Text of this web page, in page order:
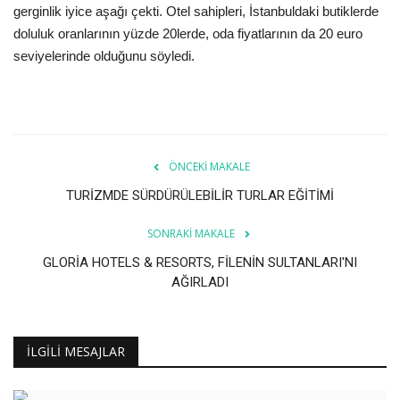
Gezi - Yorum
Sizlerden Gelenler
Köşe Yazarları
gerginlik iyice aşağı çekti. Otel sahipleri, İstanbuldaki butiklerde
doluluk oranlarının yüzde 20lerde, oda fiyatlarının da 20 euro
seviyelerinde olduğunu söyledi.
ÖNCEKI MAKALE
TURİZMDE SÜRDÜRÜLEBİLİR TURLAR EĞİTİMİ
SONRAKI MAKALE
GLORİA HOTELS & RESORTS, FİLENİN SULTANLARI'NI
AĞIRLADI
İLGILI MESAJLAR